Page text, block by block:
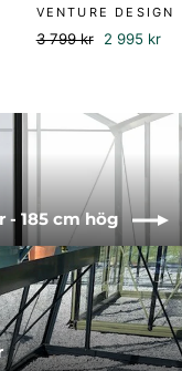
VENTURE DESIGN
Ordinarie
3 799 kr 2 995 kr
- 185 cm hög